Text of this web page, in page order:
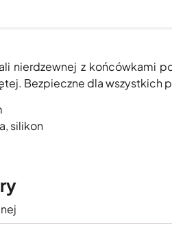
nierdzewnej z końcówkami
Bezpieczne dla wszystkich
silikon